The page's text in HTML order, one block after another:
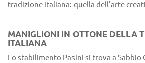
tradizione italiana: quella dell'arte
MANIGLIONI IN OTTONE DELLA
ITALIANA
Lo stabilimento Pasini si trova a Sabbio